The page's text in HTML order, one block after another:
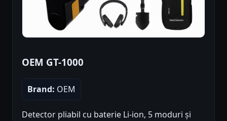
OEM GT-1000
Brand: OEM
Detector pliabil cu baterie Li-ion, 5 moduri și